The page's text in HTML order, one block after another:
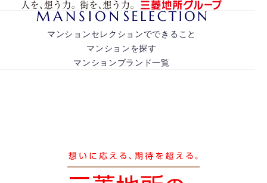
マンションセレクションでできること
マンションを探す
マンションブランド一覧